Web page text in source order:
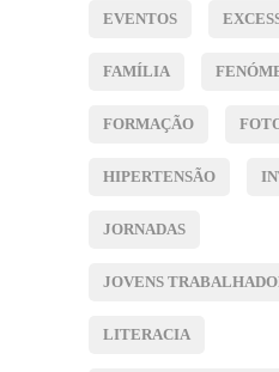
EVENTOS
FAMÍLIA
FORMAÇÃO
HIPERTENSÃO
JORNADAS
JOVENS
LITERACIA